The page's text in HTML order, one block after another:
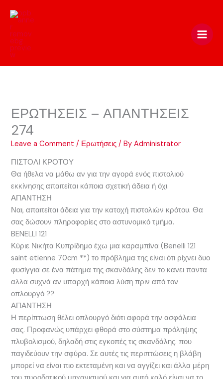
content
ΕΡΩΤΗΣΕΙΣ – ΑΠΑΝΤΗΣΕΙΣ
274
Leave a Comment / Ερωτήσεις / ByAdministrator
ΠΙΣΤΟΛΙ ΚΡΟΤΟΥ
Θα ήθελα να μάθω αν για την αγορά ενός πιστολιού
εκκίνησης απαιτείται κάποια σχετική άδεια ή όχι.
ΑΠΑΝΤΗΣΗ
Ναι, απαιτείται άδεια για την κατοχή πιστολιών κρότου. Θα
σας δώσουν πληροφορίες στο αστυνομικό τμήμα.
BENELLI 121
Κύριε Νικήτα Κυπρίδημο έχω μια καραμπίνα (Benelli 121
saint etienne 70cm **) το πρόβλημα της είναι ότι ρίχνει δυο
φυσίγγια σε ένα πάτημα της σκανδάλης δεν το κανει παντα
αλλα συχνά αν υπαρχή κάποια λύση πριν από τον
οπλουργό ??
ΑΠΑΝΤΗΣΗ
Η περίπτωση θέλει οπλουργό διότι αφορά την ασφάλεια
σας. Προφανώς υπάρχει φθορά στο σύστημα πρόληψης
πλυβολισμού, δηλαδή στις εγκοπές τις σκανδάλης. που
παγιδεύουν την σφύρα. Σε αυτές τις περιπτώσεις η βλάβη
μπορεί να είναι πιο εκτεταμένη και να αγγίζει και άλλα μέρη